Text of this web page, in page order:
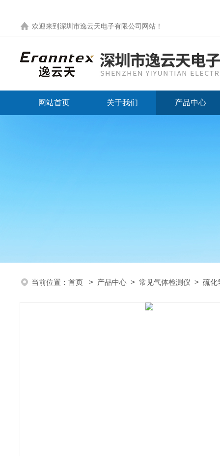
欢迎来到 深圳市逸云天电子有限公司网站 ！
网站首页 关于我们 产品中心
当前位置： 首页 > 产品中心 > 常见气体检测仪 > 硫化